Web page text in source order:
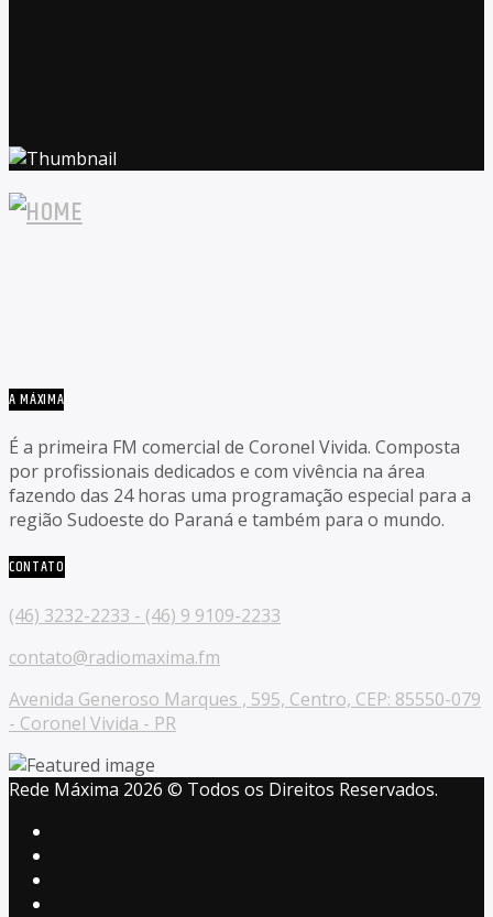
A MÁXIMA
É a primeira FM comercial de Coronel Vivida. Composta
por profissionais dedicados e com vivência na área
fazendo das 24 horas uma programação especial para a
região Sudoeste do Paraná e também para o mundo.
CONTATO
(46) 3232-2233 - (46) 9 9109-2233
contato@radiomaxima.fm
Avenida Generoso Marques , 595, Centro, CEP: 85550-079
- Coronel Vivida - PR
Rede Máxima 2026 © Todos os Direitos Reservados.